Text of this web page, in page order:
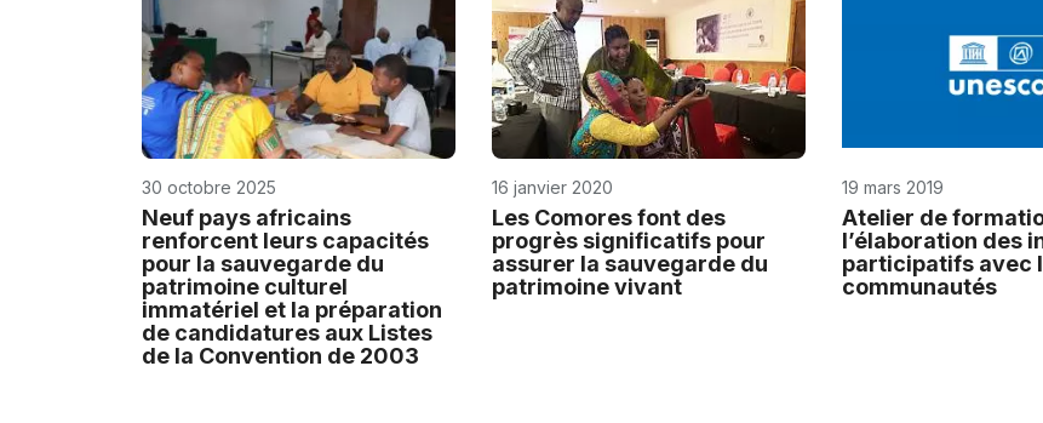
30 octobre 2025
Neuf pays africains
renforcent leurs capacités
pour la sauvegarde du
patrimoine culturel
immatériel et la préparation
de candidatures aux Listes
de la Convention de 2003
16 janvier 2020
Les Comores font des
progrès significatifs pour
assurer la sauvegarde du
patrimoine vivant
19 mars 2019
Atelier de
l’élaboration des
participatifs avec
communautés